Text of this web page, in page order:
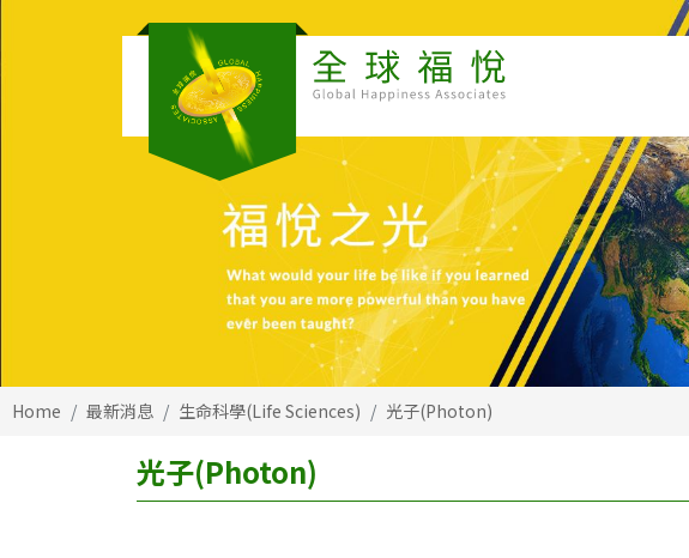
Home 最新消息 生命科學(Life Sciences) 光子(Photon)
光子(Photon)